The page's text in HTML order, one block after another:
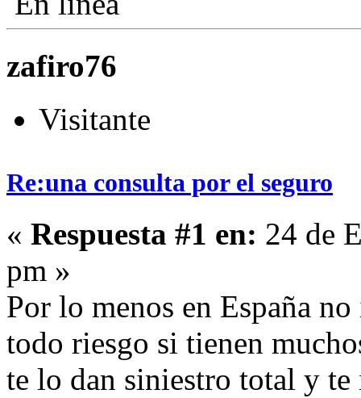
zafiro76
Visitante
Re:una consulta por el seguro
« Respuesta #1 en: 24 de
pm »
Por lo menos en España
todo riesgo si tienen
te lo dan siniestro total y